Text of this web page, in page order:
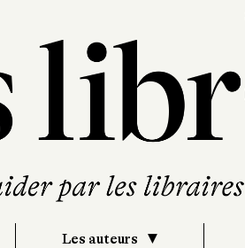
Les auteurs